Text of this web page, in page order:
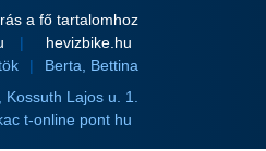
a fő tartalomhoz
hevizbike.hu
Berta, Bettina
Kossuth Lajos u. 1.
t-online pont hu